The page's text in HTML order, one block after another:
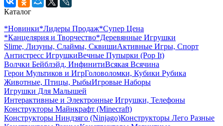
Каталог
*Новинки*Лидеры Продаж*Супер Цена
*Канцелярия и Творчество*Деревянные Игрушки
Slime, Лизуны, Слаймы, СквишиАктивные Игры, Спорт
Антистресс ИгрушкиВечные Пупырки (Pop It)
Волчки Бейблэйд, ИнфинитиВсякая Всячина
Герои Мультиков и ИгрГоловоломки, Кубики Рубика
Животные, Птицы, РыбыИгровые Наборы
Игрушки Для Малышей
Интерактивные и Электронные Игрушки, Телефоны
Конструкторы Майнкрафт (Minecraft)
Конструкторы Ниндзяго (Ninjago)Конструкторы Лего Разные